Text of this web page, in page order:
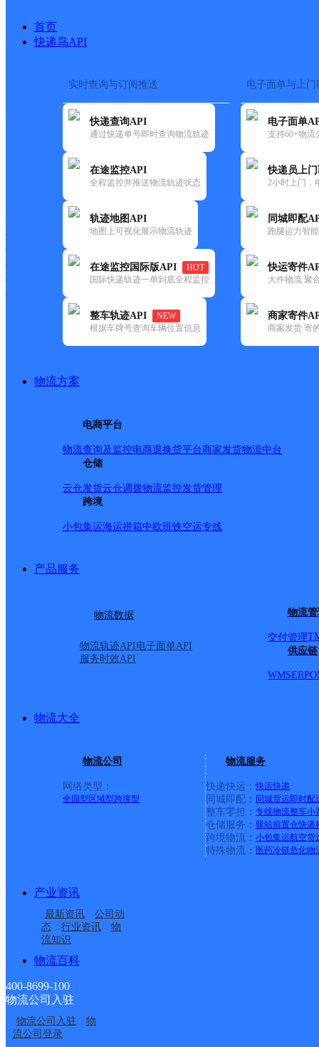
首页
快递鸟API
实时查询与订阅推送
快递查询API
通过快递单号即时查询物流轨迹
在途监控API
全程监控并推送物流轨迹状态
轨迹地图API
地图上可视化展示物流轨迹
在途监控国际版API
HOT
国际快递轨迹一单到底全程监控
整车轨迹API
NEW
根据车牌号查询车辆位置信息
电子面单与上门
电子面单
支持60+物流
快递员上
2小时上门，
同城即配
跑腿运力智
快运寄件
大件物流 聚
商家寄件
商家发货 寄
物流方案
电商平台
物流查询及监控电商退换货平台商家发货物流中台
仓储
云仓发货云仓调拨物流监控发货管理
跨境
小包集运海运拼箱中欧班铁空运专线
产品服务
物流数据
物流轨迹API电子面单API
服务时效API
物流
交付管理
供应链
WMSERP
物流大全
物流公司
网络类型：
全国型 区域型跨境型
物流服务
快递快运： 快运快递
同城即配： 同城货运即时配
整车零担： 专线物流整车小
仓储服务： 驿站前置仓快递
跨境物流： 小包集运航空货
特殊物流： 医药冷链危化物
产业资讯
最新资讯
公司动
态
行业资讯
物
流知识
物流百科
400-8699-100
物流公司入驻
物流公司入驻
物
流公司登录
快递大全> 快递网
快运大全 快递时效
网点筛选
圆通速递(13) 韵达速递(70) 中通快递(9)
安徽安庆经济开发区(1)
安庆市,快递网点
中国邮政集团有限公司
邮政国内 更多号码
地址
派送范围:-详情
邮政国内 更多号码地址
国道街
漳湖邮政支局
邮政国内
派送范围:-
月山邮政支局